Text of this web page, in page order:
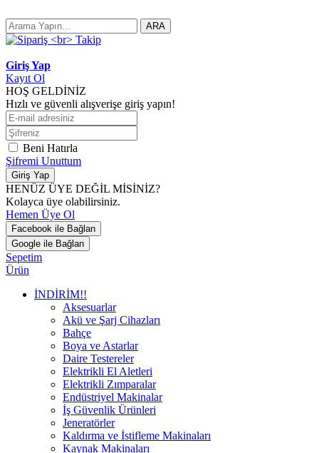
ARA
Giriş Yap
Kayıt Ol
HOŞ GELDİNİZ
Hızlı ve güvenli alışverişe giriş yapın!
Beni Hatırla
Şifremi Unuttum
Giriş Yap
HENÜZ ÜYE DEĞİL MİSİNİZ?
Kolayca üye olabilirsiniz.
Hemen Üye Ol
Facebook ile Bağlan
Google ile Bağlan
Sepetim
Ürün
İNDİRİM!!
Aksesuarlar
Akü ve Şarj Cihazları
Bahçe
Boya ve Astarlar
Daire Testereler
Elektrikli El Aletleri
Elektrikli Zımparalar
Endüstriyel Makinalar
İş Güvenlik Ürünleri
Jeneratörler
Kaldırma ve İstifleme Makinaları
Kaynak Makinaları